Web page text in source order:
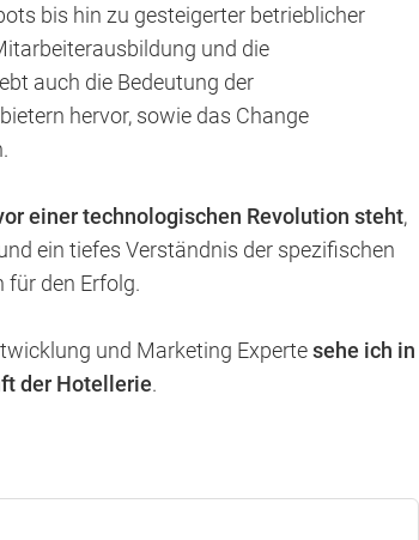
bis hin zu gesteigerter betrieblicher
und die
auch die Bedeutung der
hervor, sowie das Change
einer technologischen Revolution steht,
ein tiefes Verständnis der spezifischen
für den Erfolg.
und Marketing Expertesehe ich in
der Hotellerie.